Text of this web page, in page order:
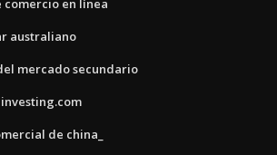
comercio en línea
australiano
mercado secundario
de china_